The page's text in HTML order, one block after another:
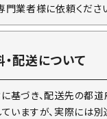
業者様に依頼くださ
配送について
づき、配送先の都道
ますが、実際には別